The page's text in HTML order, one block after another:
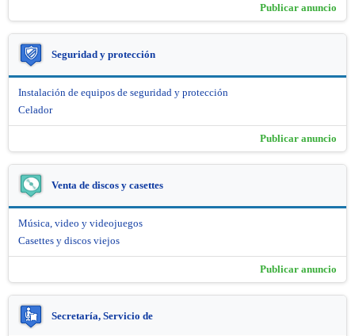
Publicar anuncio
Seguridad y protección
Instalación de equipos de seguridad y protección
Celador
Publicar anuncio
Venta de discos y casettes
Música, video y videojuegos
Casettes y discos viejos
Publicar anuncio
Secretaría, Servicio de